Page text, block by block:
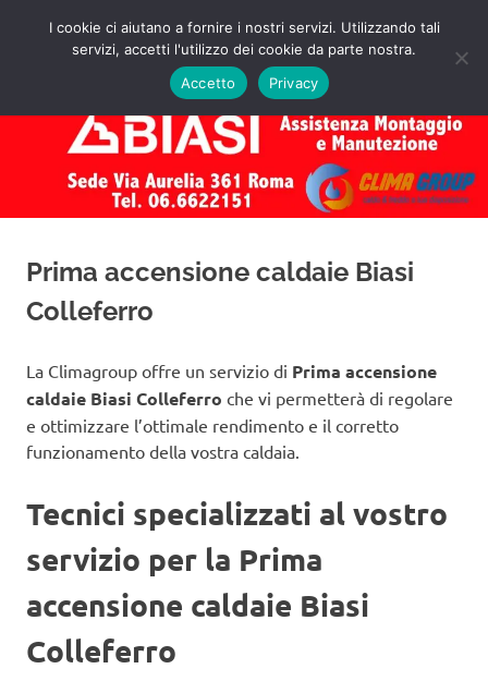
Assistenza
Caldaie
Biasi
Roma
Preventivo!
MENU
Prima accensione caldaie Biasi
Colleferro
La Climagroup offre un servizio di Prima accensione
caldaie Biasi Colleferro che vi permetterà di regolare
e ottimizzare l’ottimale rendimento e il corretto
funzionamento della vostra caldaia.
Tecnici specializzati al vostro
servizio per la Prima
accensione caldaie Biasi
Colleferro
I cookie ci aiutano a fornire i nostri servizi. Utilizzando tali
servizi, accetti l'utilizzo dei cookie da parte nostra.
Accetto
Privacy